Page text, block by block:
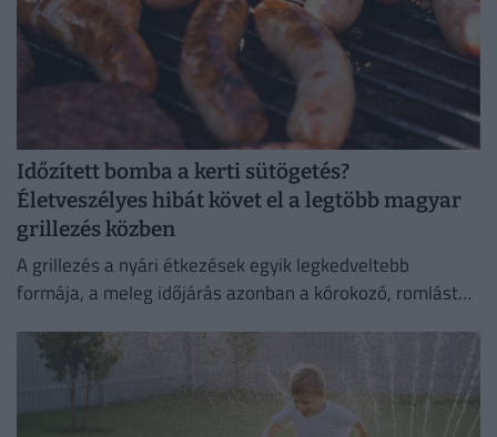
Időzített bomba a kerti sütögetés?
Életveszélyes hibát követ el a legtöbb magyar
grillezés közben
A grillezés a nyári étkezések egyik legkedveltebb
formája, a meleg időjárás azonban a kórokozó, romlást